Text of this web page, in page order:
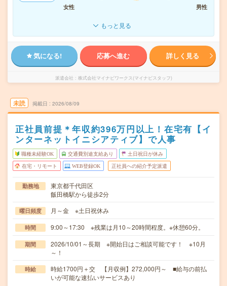
女性
男性
もっと見る
気になる! 応募へ進む 詳しく見る
派遣会社 株式会社マイナビワークス(マイナビスタッフ)
未読 掲載日 2026/08/09
正社員前提＊年収約396万円以上！在宅有【イ
ンターネットイニシアティブ】で人事
職種未経験OK 交通費別途支給あり 土日祝日が休み
在宅・リモート WEB登録OK 正社員への紹介予定派遣
勤務地
東京都千代田区
飯田橋駅から徒歩2分
曜日頻度 月～金 ※土日祝休み
時間 9:00～17:30 ※残業は月10～20時間程度。※休憩60分。
期間
2026/10/01～長期 ※開始日はご相談可能です！ ※10月
～！
時給
時給1700円＋交 【月収例】272,000円～ ■給与の前払
いが可能な速払いサービスあり